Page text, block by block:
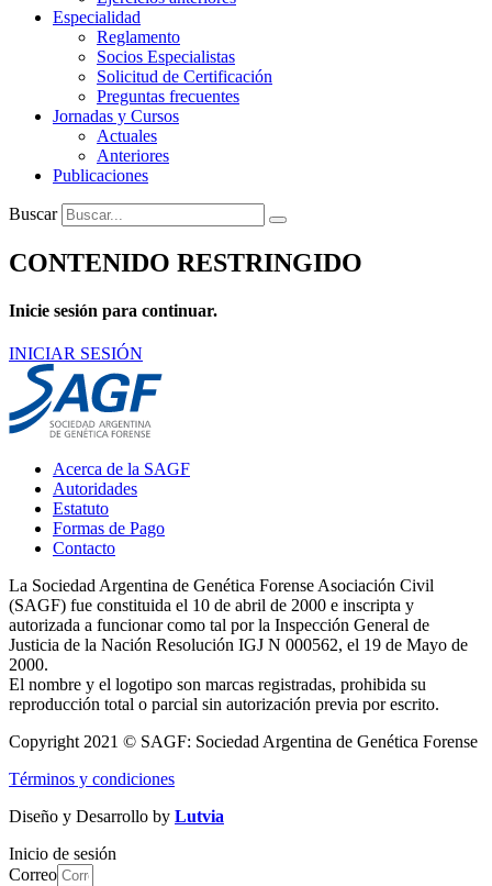
Especialidad
Reglamento
Socios Especialistas
Solicitud de Certificación
Preguntas frecuentes
Jornadas y Cursos
Actuales
Anteriores
Publicaciones
Buscar
CONTENIDO RESTRINGIDO
Inicie sesión para continuar.
INICIAR SESIÓN
Main
Menu
Acerca de la SAGF
Autoridades
Estatuto
Formas de Pago
Contacto
La Sociedad Argentina de Genética Forense Asociación Civil
(SAGF) fue constituida el 10 de abril de 2000 e inscripta y
autorizada a funcionar como tal por la Inspección General de
Justicia de la Nación Resolución IGJ N 000562, el 19 de Mayo de
2000.
El nombre y el logotipo son marcas registradas, prohibida su
reproducción total o parcial sin autorización previa por escrito.
Copyright 2021 © SAGF: Sociedad Argentina de Genética Forense
Términos y condiciones
Diseño y Desarrollo by Lutvia
Inicio de sesión
Correo